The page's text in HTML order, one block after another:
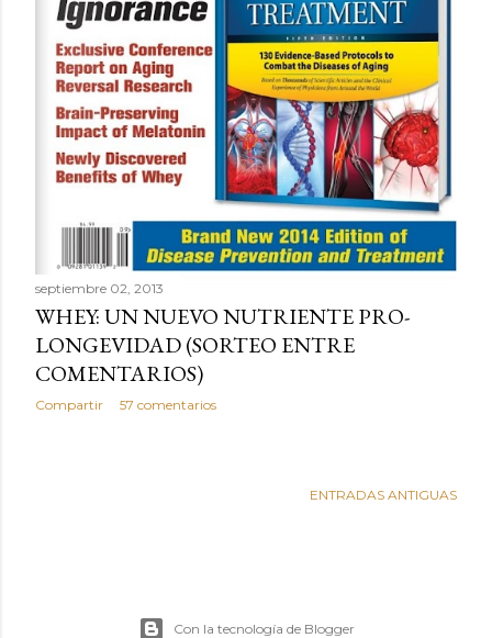
septiembre 02, 2013
WHEY: UN NUEVO NUTRIENTE PRO-
LONGEVIDAD (SORTEO ENTRE
COMENTARIOS)
Compartir 57 comentarios
ENTRADAS ANTIGUAS
Con la tecnología de Blogger